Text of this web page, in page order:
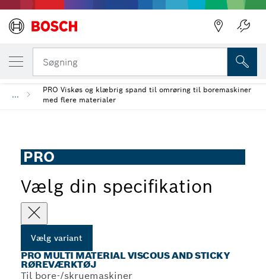
Søgning
...
PRO Viskøs og klæbrig spand til omrøring til boremaskiner
med flere materialer
PRO
Vælg din specifikation
Vælg variant
PRO MULTI MATERIAL VISCOUS AND STICKY
RØREVÆRKTØJ
Til bore-/skruemaskiner
DIN VALGTE VARIANT
PRO Multi Material Viscous and Sticky